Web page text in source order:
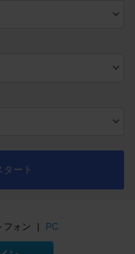
タート
フォン | PC